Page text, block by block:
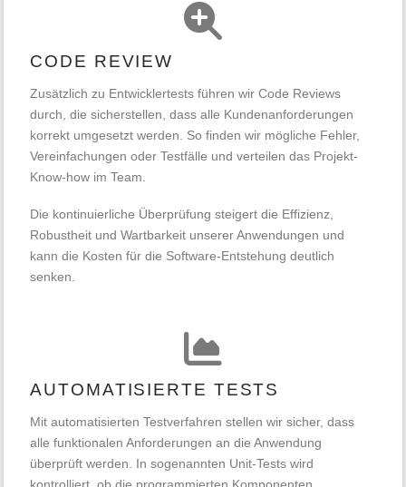
CODE REVIEW
Zusätzlich zu Entwicklertests führen wir Code Reviews
durch, die sicherstellen, dass alle Kundenanforderungen
korrekt umgesetzt werden. So finden wir mögliche Fehler,
Vereinfachungen oder Testfälle und verteilen das Projekt-
Know-how im Team.
Die kontinuierliche Überprüfung steigert die Effizienz,
Robustheit und Wartbarkeit unserer Anwendungen und
kann die Kosten für die Software-Entstehung deutlich
senken.
AUTOMATISIERTE TESTS
Mit automatisierten Testverfahren stellen wir sicher, dass
alle funktionalen Anforderungen an die Anwendung
überprüft werden. In sogenannten Unit-Tests wird
kontrolliert, ob die programmierten Komponenten